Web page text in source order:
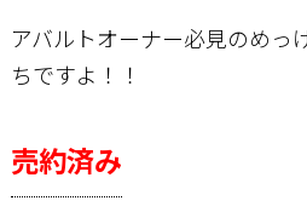
アバルトオーナー必見のめっ
ちですよ！！
売約済み